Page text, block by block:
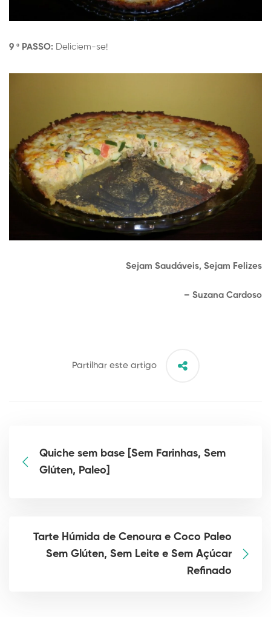
9 º PASSO: Deliciem-se!
Sejam Saudáveis, Sejam Felizes
– Suzana Cardoso
Partilhar este artigo
Quiche sem base [Sem Farinhas, Sem
Glúten, Paleo]
Tarte Húmida de Cenoura e Coco Paleo
Sem Glúten, Sem Leite e Sem Açúcar
Refinado